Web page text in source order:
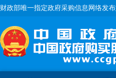
财政部唯一指定政府采购信息网络发